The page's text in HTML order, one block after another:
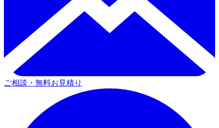
ご相談・無料お見積り